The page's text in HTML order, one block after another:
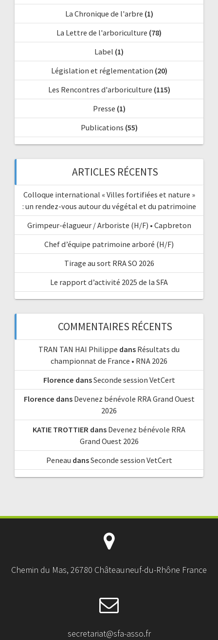
La Chronique de l'arbre (1)
La Lettre de l'arboriculture (78)
Label (1)
Législation et réglementation (20)
Les Rencontres d'arboriculture (115)
Presse (1)
Publications (55)
ARTICLES RÉCENTS
Colloque international « Villes fortifiées et nature »
: un rendez-vous autour du végétal et du patrimoine
Grimpeur-élagueur / Arboriste (H/F) • Capbreton
Chef d’équipe patrimoine arboré (H/F)
Tirage au sort RRA SO 2026
Le rapport d’activité 2025 de la SFA
COMMENTAIRES RÉCENTS
TRAN TAN HAI Philippe dans Résultats du
championnat de France • RNA 2026
Florence dansSeconde session VetCert
Florence dans Devenez bénévole RRA Grand Ouest
2026
KATIE TROTTIER dans Devenez bénévole RRA
Grand Ouest 2026
Peneau dansSeconde session VetCert
Chemin du Mas, 26780 Châteauneuf-du-Rhône France
secretariat@sfa-asso.fr